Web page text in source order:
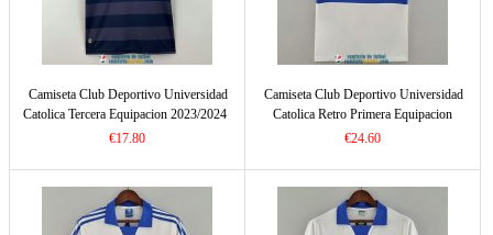
Camiseta Club Deportivo Universidad
Catolica Tercera Equipacion 2023/2024
€17.80
Camiseta Club Deportivo Universidad
Catolica Retro Primera Equipacion
1984/1985
€24.60